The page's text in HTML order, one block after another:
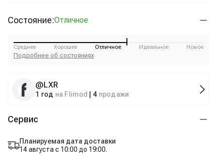
Состояние:Отличное
Среднее Хорошее Отличное Идеальное Новое
Подробнее об состояниях
@LXR
1 год на Flimod 4 продажи
Сервис
Планируемая дата доставки
14 августа с 10:00 до 19:00.